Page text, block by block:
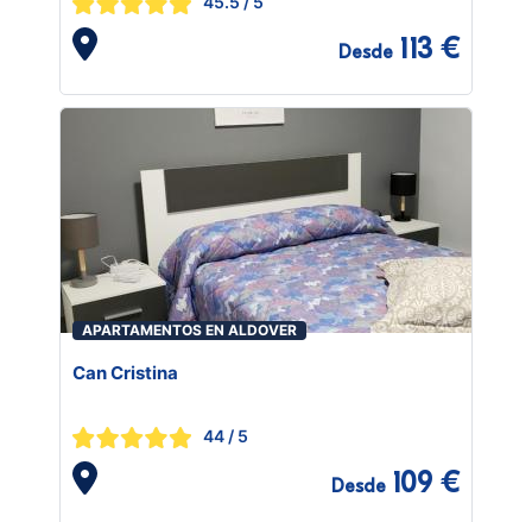
Desde 113 €
APARTAMENTOS EN ALDOVER
Can Cristina
44 / 5
Desde 109 €